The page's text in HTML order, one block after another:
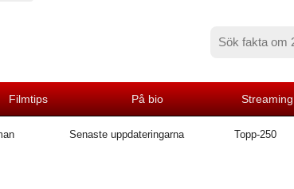
Filmtips På bio Streaming
Senaste uppdateringarna Topp-250